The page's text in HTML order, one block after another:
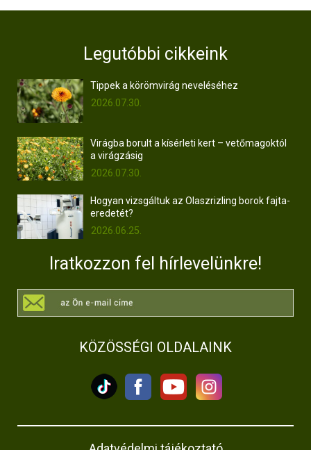
Legutóbbi cikkeink
Tippek a körömvirág neveléséhez
2026.07.30.
Virágba borult a kísérleti kert – vetőmagoktól
a virágzásig
2026.07.30.
Hogyan vizsgáltuk az Olaszrizling borok fajta-
eredetét?
2026.06.25.
Iratkozzon fel hírlevelünkre!
KÖZÖSSÉGI OLDALAINK